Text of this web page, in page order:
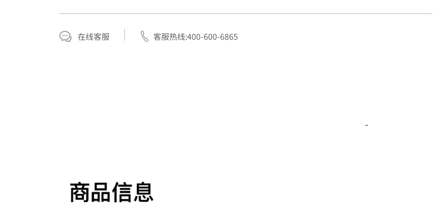
在线客服 客服热线:400-600-6865
-